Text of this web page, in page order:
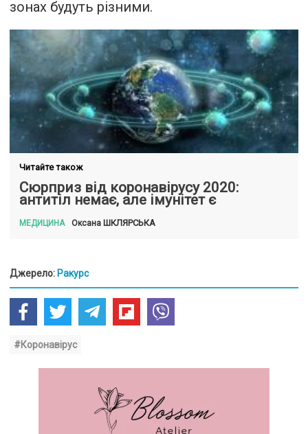
зонах будуть різними.
Читайте також
Сюрприз від коронавірусу 2020:
антитіл немає, але імунітет є
МЕДИЦИНА Оксана ШКЛЯРСЬКА
Джерело: Ракурс
#Коронавірус